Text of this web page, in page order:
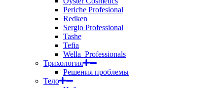
Periche Profesional
Redken
Sergio Professional
Tashe
Tefia
Wella_Professionals
Трихология
Решения проблемы
Тело